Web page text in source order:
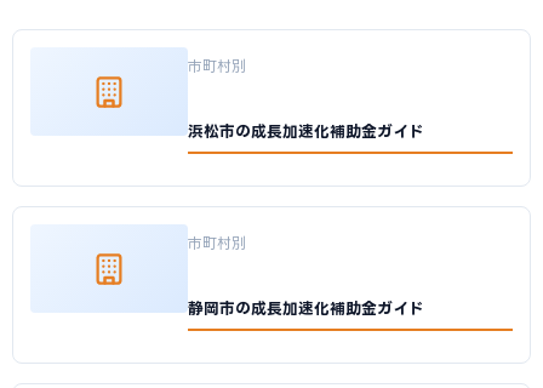
市町村別
浜松市の成長加速化補助金ガイド
市町村別
静岡市の成長加速化補助金ガイド